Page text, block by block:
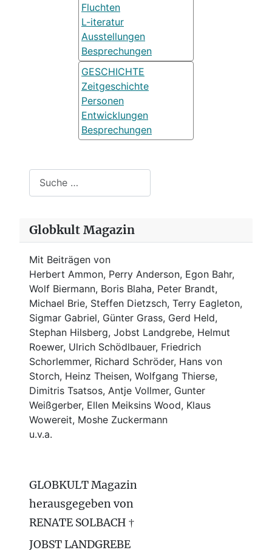
Fluchten
L-iteratur
Ausstellungen
Besprechungen
GESCHICHTE
Zeitgeschichte
Personen
Entwicklungen
Besprechungen
Globkult Magazin
Mit Beiträgen von
Herbert Ammon, Perry Anderson, Egon Bahr,
Wolf Biermann, Boris Blaha, Peter Brandt,
Michael Brie, Steffen Dietzsch, Terry Eagleton,
Sigmar Gabriel, Günter Grass, Gerd Held,
Stephan Hilsberg, Jobst Landgrebe, Helmut
Roewer, Ulrich Schödlbauer, Friedrich
Schorlemmer, Richard Schröder, Hans von
Storch, Heinz Theisen, Wolfgang Thierse,
Dimitris Tsatsos, Antje Vollmer, Gunter
Weißgerber, Ellen Meiksins Wood, Klaus
Wowereit, Moshe Zuckermann
u.v.a.
GLOBKULT Magazin
herausgegeben von
RENATE SOLBACH †
JOBST LANDGREBE